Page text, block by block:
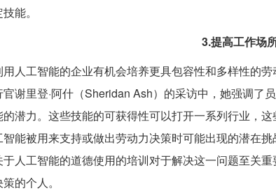
能。
3.提高工作场
用人工智能的企业有机会培养更具包容性和多样性的
官谢里登·阿什（Sheridan Ash）的采访中，她强调了
的潜力。这些技能的可获得性可以打开一系列行业，
智能被用来支持或做出劳动力决策时可能出现的潜在
于人工智能的道德使用的培训对于解决这一问题至关
的个人。